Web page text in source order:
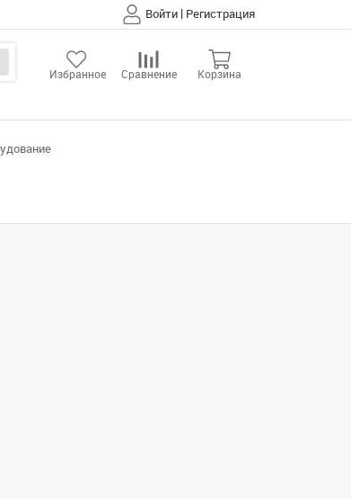
Войти | Регистрация
Избранное Сравнение Корзина